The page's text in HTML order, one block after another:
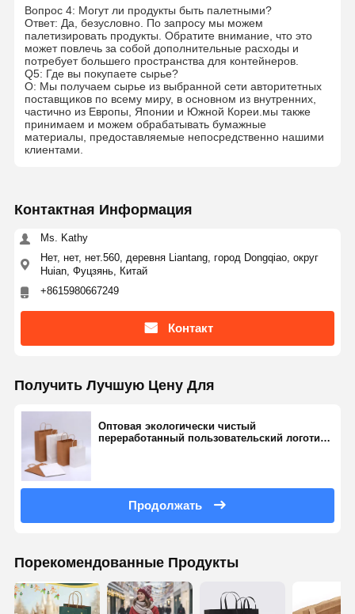
Вопрос 4: Могут ли продукты быть палетными?
Ответ: Да, безусловно. По запросу мы можем
палетизировать продукты. Обратите внимание, что это
может повлечь за собой дополнительные расходы и
потребует большего пространства для контейнеров.
Q5: Где вы покупаете сырье?
О: Мы получаем сырье из выбранной сети авторитетных
поставщиков по всему миру, в основном из внутренних,
частично из Европы, Японии и Южной Кореи.мы также
принимаем и можем обрабатывать бумажные
материалы, предоставляемые непосредственно нашими
клиентами.
Контактная Информация
Ms. Kathy
Нет, нет, нет.560, деревня Liantang, город Dongqiao, округ
Huian, Фуцзянь, Китай
+8615980667249
Контакт
Получить Лучшую Цену Для
Оптовая экологически чистый
переработанный пользовательский логотип
Продолжать
Порекомендованные Продукты